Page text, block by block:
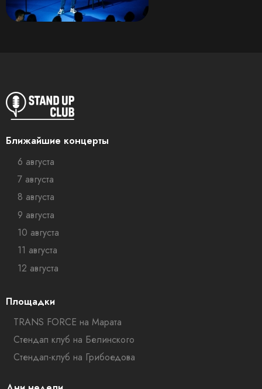
Ближайшие концерты
6 августа
7 августа
8 августа
9 августа
10 августа
11 августа
12 августа
Площадки
TRANS FORCE на Марата
Стендап клуб на Белинского
Стендап-клуб на Грибоедова